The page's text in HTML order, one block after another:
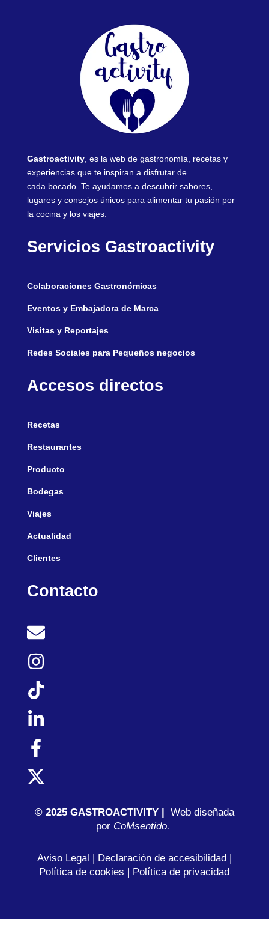
Gastroactivity, es la web de gastronomía, recetas y
experiencias que te inspiran a disfrutar de
cada bocado. Te ayudamos a descubrir sabores,
lugares y consejos únicos para alimentar tu pasión por
la cocina y los viajes.
Servicios Gastroactivity
Colaboraciones Gastronómicas
Eventos y Embajadora de Marca
Visitas y Reportajes
Redes Sociales para Pequeños negocios
Accesos directos
Recetas
Restaurantes
Producto
Bodegas
Viajes
Actualidad
Clientes
Contacto
© 2025 GASTROACTIVITY |
Web diseñada
porCoMsentido.
Aviso Legal Declaración de accesibilidad
Política de cookies
Política de privacidad